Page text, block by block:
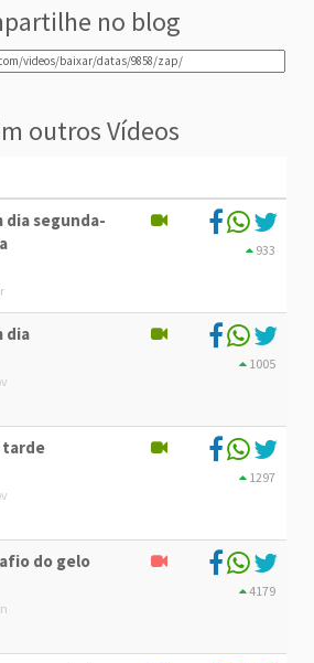
no blog
outros Vídeos
dia segunda-
933
dia
1005
tarde
1297
do gelo
4179